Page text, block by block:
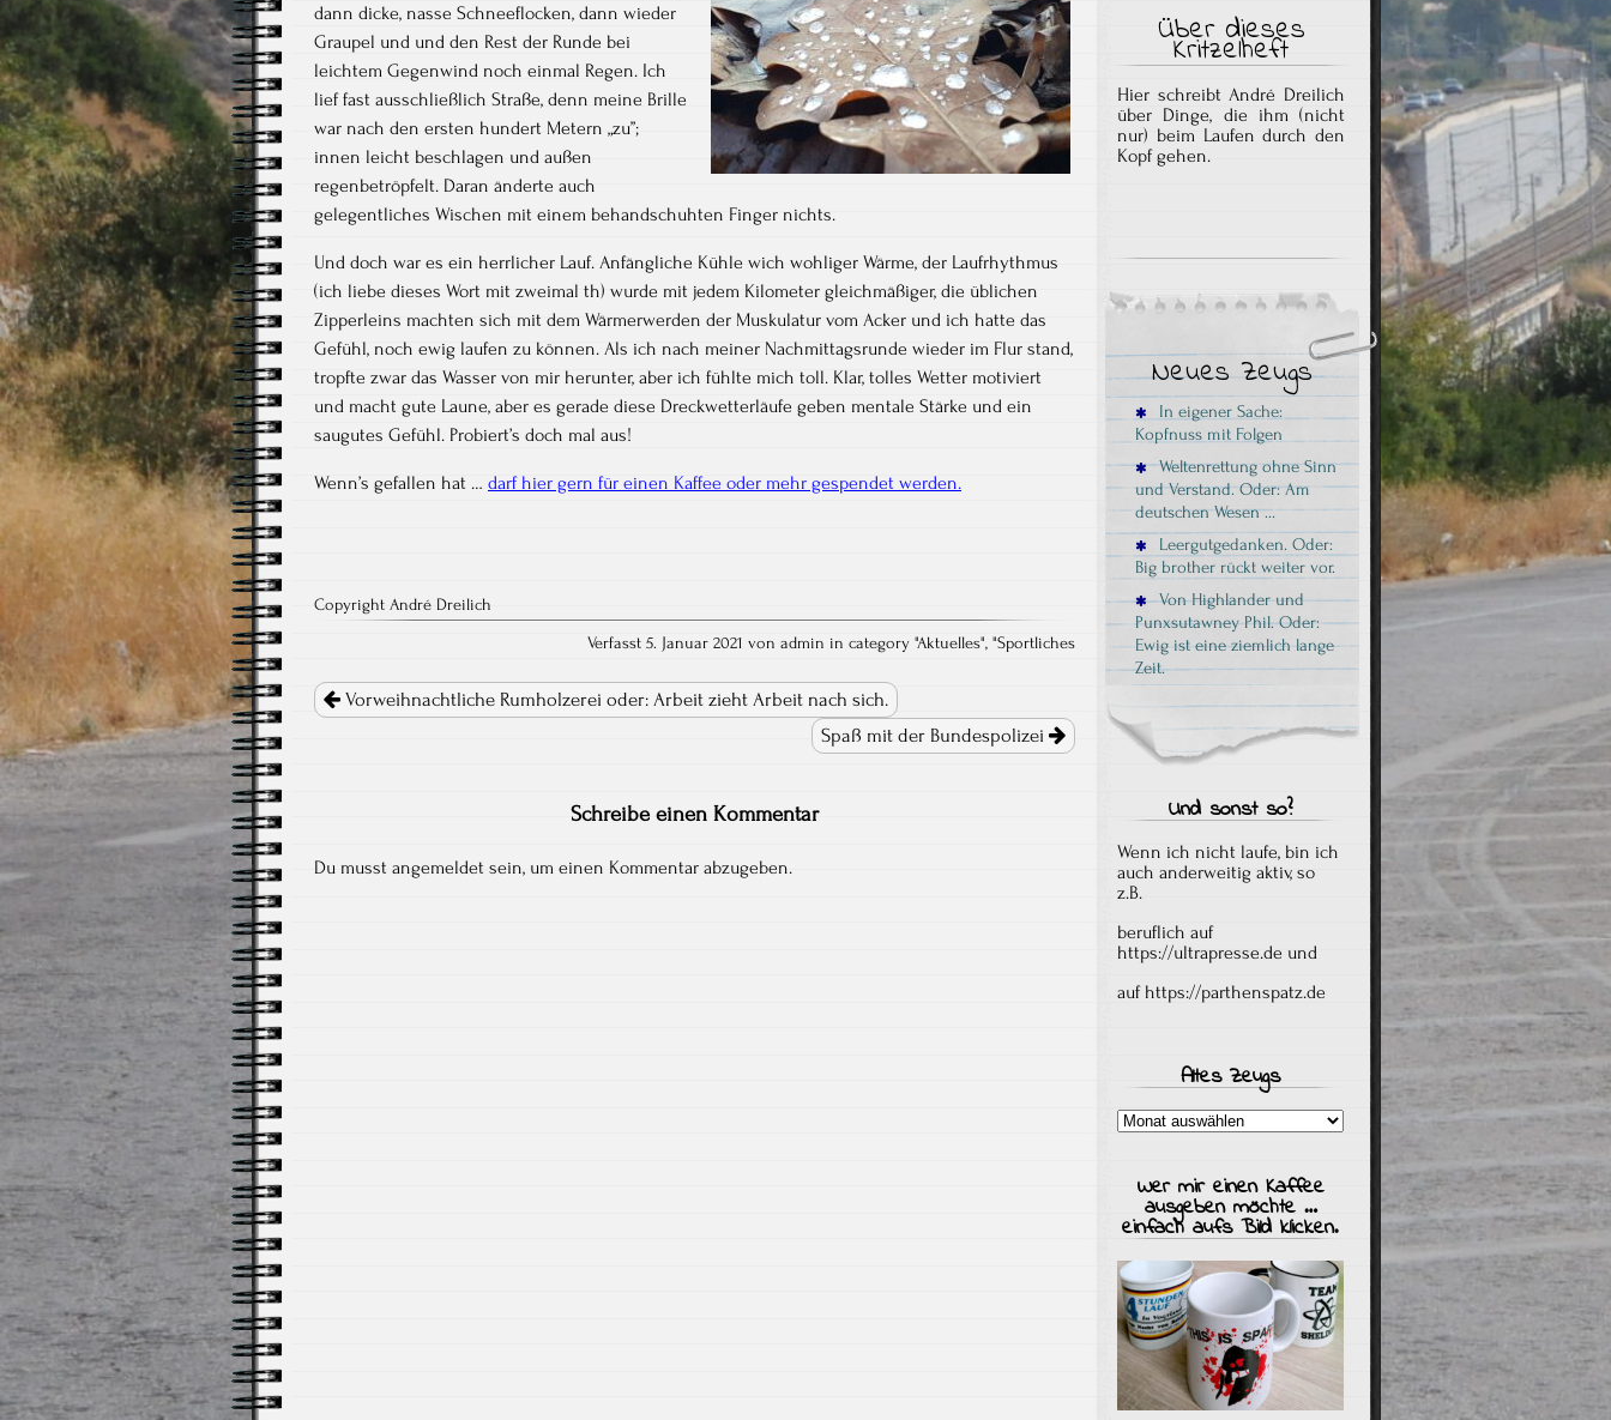
dann dicke, nasse Schneeflocken, dann wieder
Graupel und und den Rest der Runde bei
leichtem Gegenwind noch einmal Regen. Ich
lief fast ausschließlich Straße, denn meine Brille
war nach den ersten hundert Metern „zu”;
innen leicht beschlagen und außen
regenbetröpfelt. Daran änderte auch
gelegentliches Wischen mit einem behandschuhten Finger nichts.
Und doch war es ein herrlicher Lauf. Anfängliche Kühle wich wohliger Wärme, der Laufrhythmus
(ich liebe dieses Wort mit zweimal th) wurde mit jedem Kilometer gleichmäßiger, die üblichen
Zipperleins machten sich mit dem Wärmerwerden der Muskulatur vom Acker und ich hatte das
Gefühl, noch ewig laufen zu können. Als ich nach meiner Nachmittagsrunde wieder im Flur stand,
tropfte zwar das Wasser von mir herunter, aber ich fühlte mich toll. Klar, tolles Wetter motiviert
und macht gute Laune, aber es gerade diese Dreckwetterläufe geben mentale Stärke und ein
saugutes Gefühl. Probiert’s doch mal aus!
Wenn’s gefallen hat … darf hier gern für einen Kaffee oder mehr gespendet werden.
Copyright André Dreilich
Verfasst 5. Januar 2021 von admin in category "Aktuelles", "Sportliches
navigation
Vorweihnachtliche Rumholzerei oder: Arbeit zieht Arbeit nach sich.
Spaß mit der Bundespolizei
Schreibe einen Kommentar
Du musst angemeldet sein, um einen Kommentar abzugeben.
Über dieses
Kritzelheft
Hier schreibt André Dreilich
über Dinge, die ihm (nicht
nur) beim Laufen durch den
Kopf gehen.
Neues Zeugs
In eigener Sache:
Kopfnuss mit Folgen
Weltenrettung ohne Sinn
und Verstand. Oder: Am
deutschen Wesen …
Leergutgedanken. Oder:
Big brother rückt weiter vor.
Von Highlander und
Punxsutawney Phil. Oder:
Ewig ist eine ziemlich lange
Zeit.
Und sonst so?
Wenn ich nicht laufe, bin ich
auch anderweitig aktiv, so
z.B.
beruflich auf
https://ultrapresse.de und
auf https://parthenspatz.de
Altes Zeugs
Altes
Zeugs
Wer mir einen Kaffee
ausgeben möchte …
einfach aufs Bild klicken.